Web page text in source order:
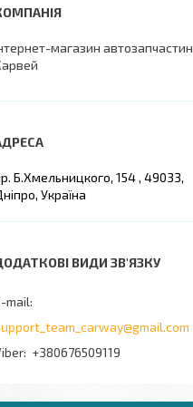
магазин автозапчастин
Б.Хмельницкого, 154 , 49033,
Україна
+380676509119